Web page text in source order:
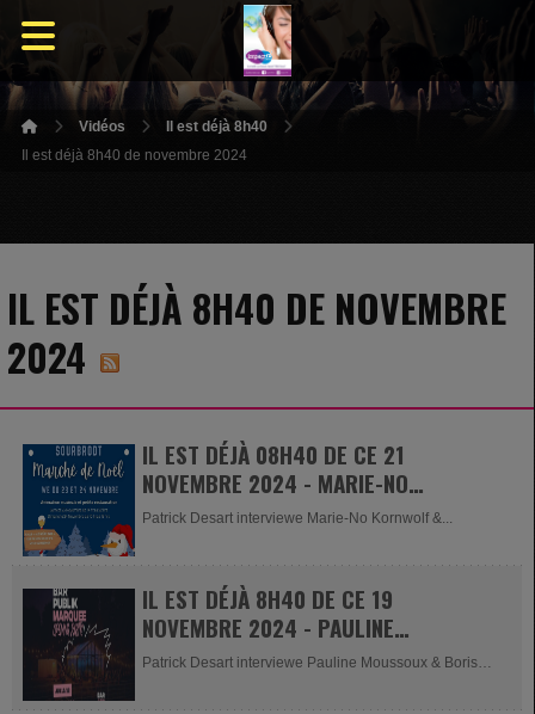
Vidéos
Il est déjà 8h40
Il est déjà 8h40 de novembre 2024
IL EST DÉJÀ 8H40 DE NOVEMBRE
2024
IL EST DÉJÀ 08H40 DE CE 21
NOVEMBRE 2024 - MARIE-NO
KORNWOLF & FRÉDÉRIC HAGUEMAN
Patrick Desart interviewe Marie-No Kornwolf &...
IL EST DÉJÀ 8H40 DE CE 19
NOVEMBRE 2024 - PAULINE
MOUSSOUX & BORIS IWANOW
Patrick Desart interviewe Pauline Moussoux & Boris